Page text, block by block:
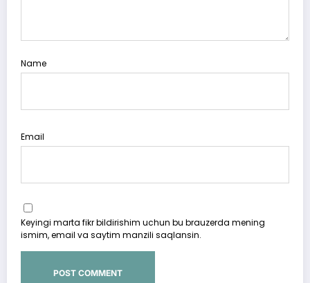
Name
Email
Keyingi marta fikr bildirishim uchun bu brauzerda mening
ismim, email va saytim manzili saqlansin.